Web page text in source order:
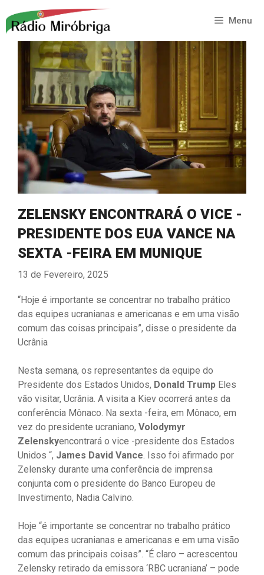
para
Menu
ZELENSKY ENCONTRARÁ O VICE -
PRESIDENTE DOS EUA VANCE NA
SEXTA -FEIRA EM MUNIQUE
13 de Fevereiro, 2025
“Hoje é importante se concentrar no trabalho prático
das equipes ucranianas e americanas e em uma visão
comum das coisas principais”, disse o presidente da
Ucrânia
Nesta semana, os representantes da equipe do
Presidente dos Estados Unidos, Donald Trump Eles
vão visitar, Ucrânia. A visita a Kiev ocorrerá antes da
conferência Mônaco. Na sexta -feira, em Mônaco, em
vez do presidente ucraniano, Volodymyr
Zelenskyencontrará o vice -presidente dos Estados
Unidos “, James David Vance. Isso foi afirmado por
Zelensky durante uma conferência de imprensa
conjunta com o presidente do Banco Europeu de
Investimento, Nadia Calvino.
Hoje “é importante se concentrar no trabalho prático
das equipes ucranianas e americanas e em uma visão
comum das principais coisas”. “É claro – acrescentou
Zelensky retirado da emissora ‘RBC ucraniana’ – pode